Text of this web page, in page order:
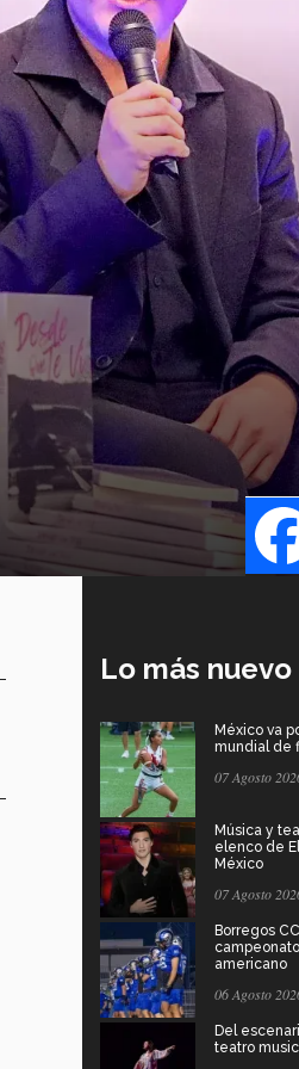
Lo más nuevo
México va
mundial de
07 Agosto
Música y
elenco de
México
07 Agosto
Borregos
americano
06 Agosto
Del
teatro